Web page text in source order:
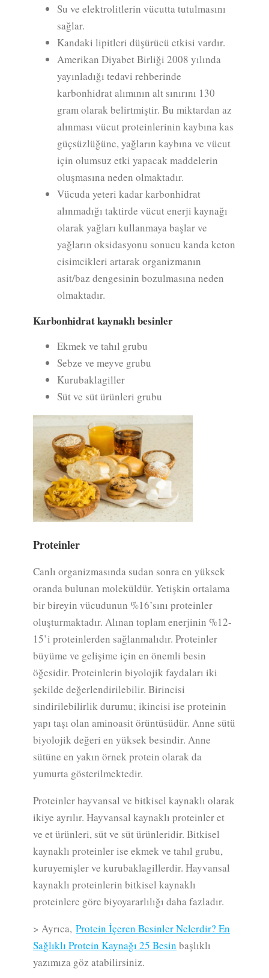
Su ve elektrolitlerin vücutta tutulmasını
sağlar.
Kandaki lipitleri düşürücü etkisi vardır.
Amerikan Diyabet Birliği 2008 yılında
yayınladığı tedavi rehberinde
karbonhidrat alımının alt sınırını 130
gram olarak belirtmiştir. Bu miktardan az
alınması vücut proteinlerinin kaybına kas
güçsüzlüğüne, yağların kaybına ve vücut
için olumsuz etki yapacak maddelerin
oluşmasına neden olmaktadır.
Vücuda yeteri kadar karbonhidrat
alınmadığı taktirde vücut enerji kaynağı
olarak yağları kullanmaya başlar ve
yağların oksidasyonu sonucu kanda keton
cisimcikleri artarak organizmanın
asit/baz dengesinin bozulmasına neden
olmaktadır.
Karbonhidrat kaynaklı besinler
Ekmek ve tahıl grubu
Sebze ve meyve grubu
Kurubaklagiller
Süt ve süt ürünleri grubu
Proteinler
Canlı organizmasında sudan sonra en yüksek
oranda bulunan moleküldür. Yetişkin ortalama
bir bireyin vücudunun %16’sını proteinler
oluşturmaktadır. Alınan toplam enerjinin %12-
15’i proteinlerden sağlanmalıdır. Proteinler
büyüme ve gelişime için en önemli besin
öğesidir. Proteinlerin biyolojik faydaları iki
şekilde değerlendirilebilir. Birincisi
sindirilebilirlik durumu; ikincisi ise proteinin
yapı taşı olan aminoasit örüntüsüdür. Anne sütü
biyolojik değeri en yüksek besindir. Anne
sütüne en yakın örnek protein olarak da
yumurta gösterilmektedir.
Proteinler hayvansal ve bitkisel kaynaklı olarak
ikiye ayrılır. Hayvansal kaynaklı proteinler et
ve et ürünleri, süt ve süt ürünleridir. Bitkisel
kaynaklı proteinler ise ekmek ve tahıl grubu,
kuruyemişler ve kurubaklagillerdir. Hayvansal
kaynaklı proteinlerin bitkisel kaynaklı
proteinlere göre biyoyararlılığı daha fazladır.
> Ayrıca,Protein İçeren Besinler Nelerdir? En
Sağlıklı Protein Kaynağı 25 Besin başlıklı
yazımıza göz atabilirsiniz.